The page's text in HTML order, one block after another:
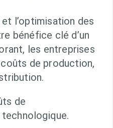
l’optimisation des
bénéfice clé d’un
les entreprises
de production,
de